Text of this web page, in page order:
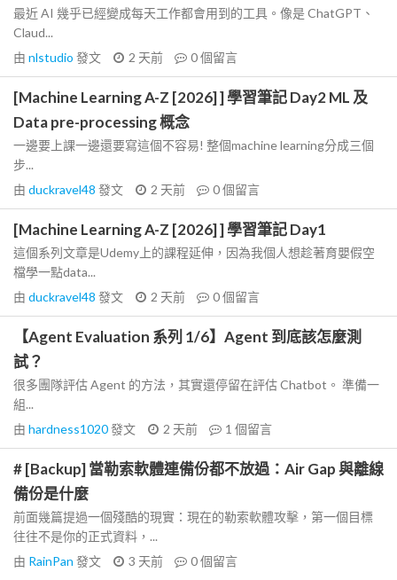
最近 AI 幾乎已經變成每天工作都會用到的工具。像是 ChatGPT、
Claud...
由 nlstudio 發文 2 天前 0個留言
[Machine Learning A-Z [2026] ] 學習筆記 Day2 ML 及
Data pre-processing 概念
一邊要上課一邊還要寫這個不容易! 整個machine learning分成三個
步...
由 duckravel48 發文 2 天前 0個留言
[Machine Learning A-Z [2026] ] 學習筆記 Day1
這個系列文章是Udemy上的課程延伸，因為我個人想趁著育嬰假空
檔學一點data...
由 duckravel48 發文 2 天前 0個留言
【Agent Evaluation 系列 1/6】Agent 到底該怎麼測
試？
很多團隊評估 Agent 的方法，其實還停留在評估 Chatbot。 準備一
組...
由 hardness1020發文 2 天前 1 個留言
# [Backup] 當勒索軟體連備份都不放過：Air Gap 與離線
備份是什麼
前面幾篇提過一個殘酷的現實：現在的勒索軟體攻擊，第一個目標
往往不是你的正式資料，...
由 RainPan 發文 3 天前 0個留言